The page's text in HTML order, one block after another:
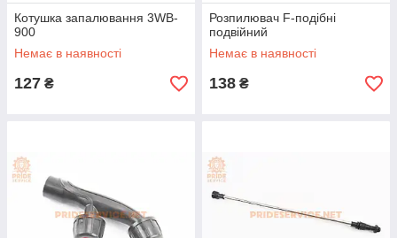
Котушка запалювання 3WB-
900
Немає в наявності
127 ₴
Розпилювач F-подібні
подвійний
Немає в наявності
138 ₴